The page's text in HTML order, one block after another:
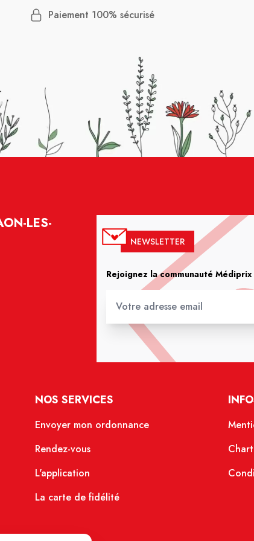
Paiement 100% sécurisé
LES-
NEWSLETTER
Rejoignez la communauté Médiprix
NOS SERVICES
Envoyer mon ordonnance
Rendez-vous
L'application
La carte de fidélité